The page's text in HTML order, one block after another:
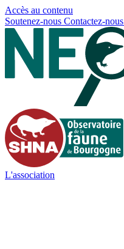
Accès au contenu
Soutenez-nous Contactez-nous
L'association
Panneau de gestion des cookies